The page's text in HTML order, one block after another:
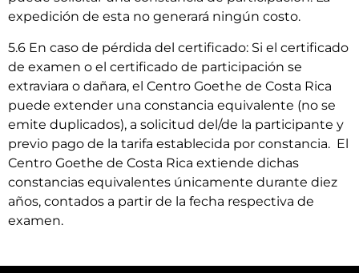
expedición de esta no generará ningún costo.
5.6 En caso de pérdida del certificado: Si el certificado
de examen o el certificado de participación se
extraviara o dañara, el Centro Goethe de Costa Rica
puede extender una constancia equivalente (no se
emite duplicados), a solicitud del/de la participante y
previo pago de la tarifa establecida por constancia. El
Centro Goethe de Costa Rica extiende dichas
constancias equivalentes únicamente durante diez
años, contados a partir de la fecha respectiva de
examen.